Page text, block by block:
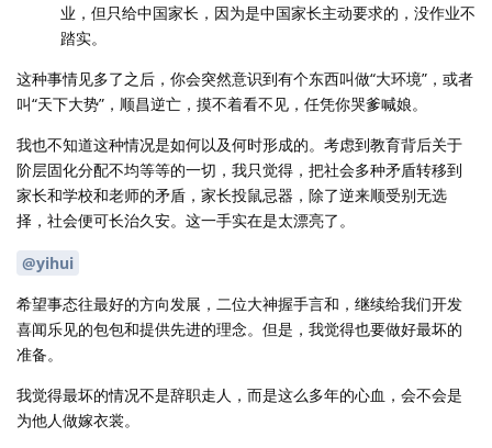
业，但只给中国家长，因为是中国家长主动要求的，没作业不
踏实。
这种事情见多了之后，你会突然意识到有个东西叫做“大环境”，或者
叫“天下大势”，顺昌逆亡，摸不着看不见，任凭你哭爹喊娘。
我也不知道这种情况是如何以及何时形成的。考虑到教育背后关于
阶层固化分配不均等等的一切，我只觉得，把社会多种矛盾转移到
家长和学校和老师的矛盾，家长投鼠忌器，除了逆来顺受别无选
择，社会便可长治久安。这一手实在是太漂亮了。
@yihui
希望事态往最好的方向发展，二位大神握手言和，继续给我们开发
喜闻乐见的包包和提供先进的理念。但是，我觉得也要做好最坏的
准备。
我觉得最坏的情况不是辞职走人，而是这么多年的心血，会不会是
为他人做嫁衣裳。